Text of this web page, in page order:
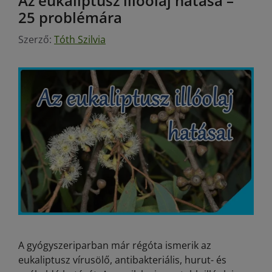
25 problémára
Szerző: Tóth Szilvia
A gyógyszeriparban már régóta ismerik az
eukaliptusz vírusölő, antibakteriális, hurut- és